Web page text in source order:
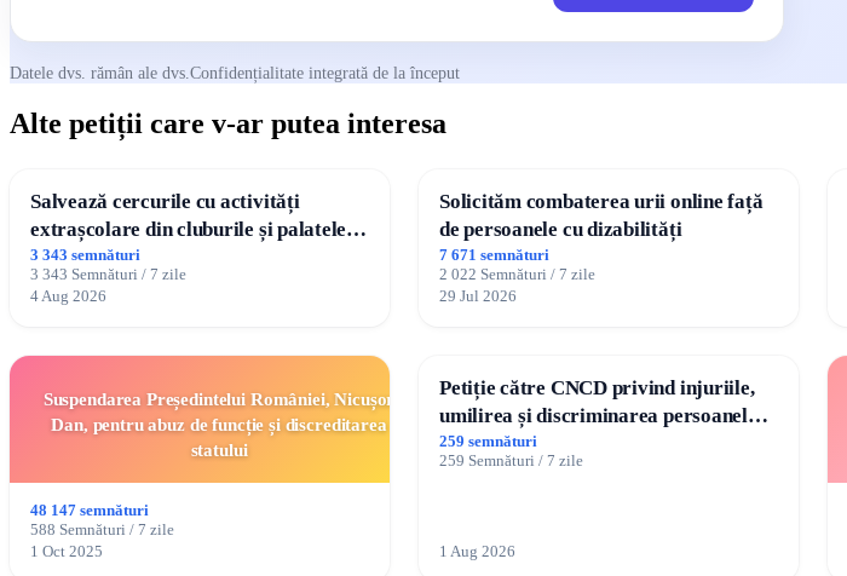
Datele dvs. rămân ale dvs.Confidențialitate integrată de la început
Alte petiții care v-ar putea interesa
Salvează cercurile cu activități
extrașcolare din cluburile și palatele
copiilor
3 343 semnături
3 343 Semnături / 7 zile
4 Aug 2026
Solicităm combaterea urii online față
de persoanele cu dizabilități
7 671 semnături
2 022 Semnături / 7 zile
29 Jul 2026
Suspendarea Președintelui României, Nicușor
Dan, pentru abuz de funcție și discreditarea
statului
48 147 semnături
588 Semnături / 7 zile
1 Oct 2025
Petiție către CNCD privind injuriile,
umilirea și discriminarea persoanelor
cu dizabilități de către utilizatorul
TikTok „Gorici”
259 semnături
259 Semnături / 7 zile
1 Aug 2026